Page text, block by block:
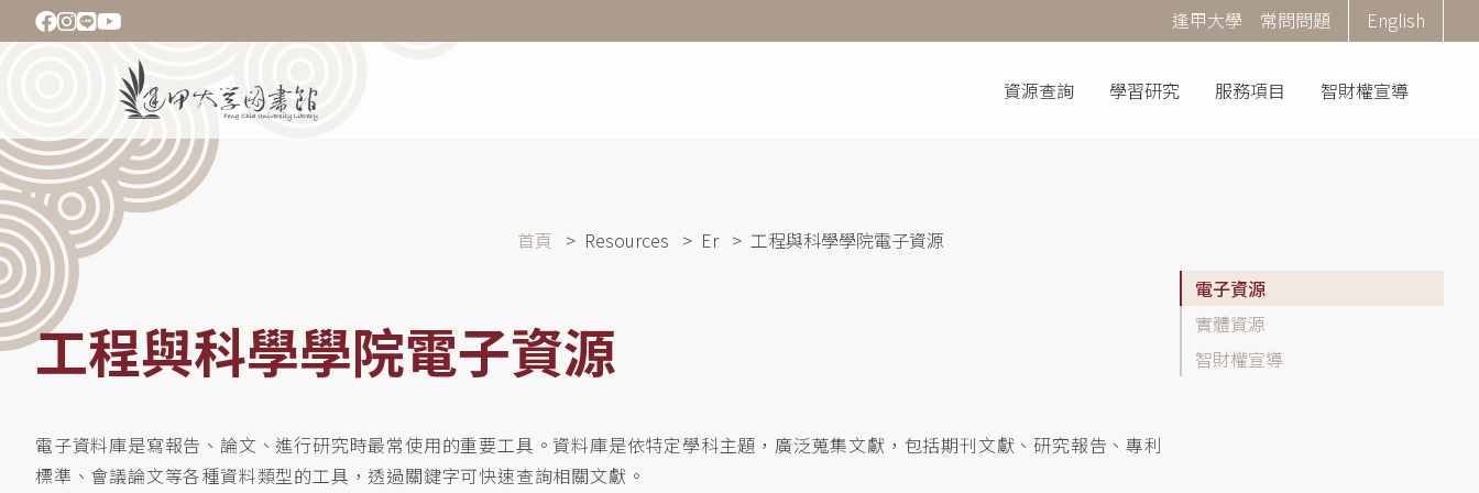
至
Corner
Menu
逢甲大學 常問問題 English
資源查詢 學習研究 服務項目 智財權宣導
導
航
連
結
首頁 Resources Er 工程與科學學院電子資源
工程與科學學院電子資源
電子資料庫是寫報告、論文、進行研究時最常使用的重要工具。資料庫是依特定學科主題，廣泛蒐集文獻，包括期刊文獻、研究報告、專利
標準、會議論文等各種資料類型的工具，透過關鍵字可快速查詢相關文獻。
學
院
資
源
電子資源
實體資源
智財權宣導